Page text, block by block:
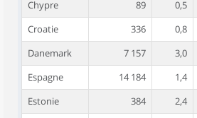
Chypre 89 0,5
Croatie
336 0,8
Danemark
7 157 3,0
Espagne
14 184 1,4
Estonie
384 2,4